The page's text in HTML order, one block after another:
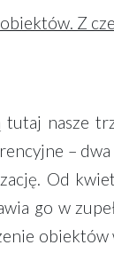
Z
tutaj nasze
–
Od
go w
obiektów